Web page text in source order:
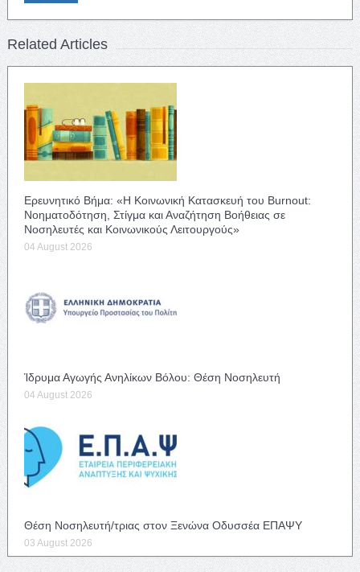
Related Articles
Ερευνητικό Βήμα: «Η Κοινωνική Κατασκευή του Burnout:
Νοηματοδότηση, Στίγμα και Αναζήτηση Βοήθειας σε
Νοσηλευτές και Κοινωνικούς Λειτουργούς»
04 August 2026
Ίδρυμα Αγωγής Ανηλίκων Βόλου: Θέση Νοσηλευτή
04 August 2026
Θέση Νοσηλευτή/τριας στον Ξενώνα Οδυσσέα ΕΠΑΨΥ
03 August 2026